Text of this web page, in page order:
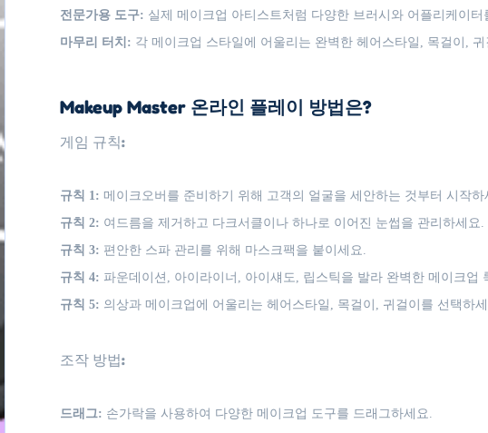
전문가용 도구: 실제 메이크업 아티스트처럼 다양한 브러시와 어플리케이
마무리 터치: 각 메이크업 스타일에 어울리는 완벽한 헤어스타일, 목걸이,
Makeup Master 온라인 플레이 방법은?
게임 규칙:
규칙 1: 메이크오버를 준비하기 위해 고객의 얼굴을 세안하는 것부터 시작하
규칙 2: 여드름을 제거하고 다크서클이나 하나로 이어진 눈썹을 관리하세요.
규칙 3: 편안한 스파 관리를 위해 마스크팩을 붙이세요.
규칙 4: 파운데이션, 아이라이너, 아이섀도, 립스틱을 발라 완벽한 메이크업
규칙 5: 의상과 메이크업에 어울리는 헤어스타일, 목걸이, 귀걸이를 선택하
조작 방법:
드래그: 손가락을 사용하여 다양한 메이크업 도구를 드래그하세요.